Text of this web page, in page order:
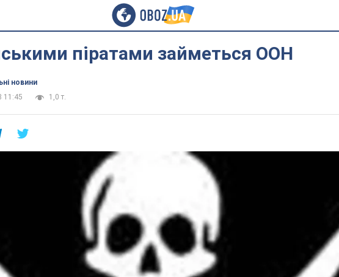
піратами займеться ООН
новини
11:45
1,0 т.